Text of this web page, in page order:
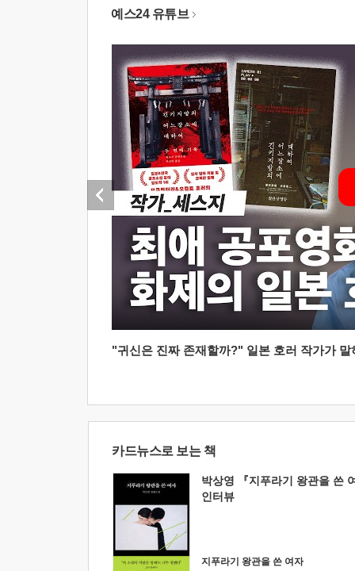
예스24 유튜브
"귀신은 진짜 존재할까?" 일본 호러 작가가
카드뉴스로 보는 책
박상영 『지푸라기 왕관을 쓴
인터뷰
지푸라기 왕관을 쓴 여자